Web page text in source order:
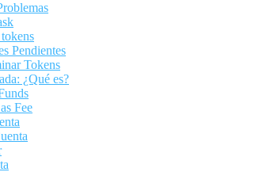
Pendientes
Tokens
¿Qué es?
Fee